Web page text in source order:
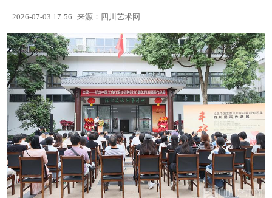
2026-07-03 17:56 来源：四川艺术网